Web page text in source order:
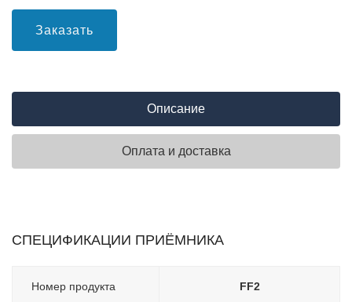
Заказать
Описание
Оплата и доставка
CПЕЦИФИКАЦИИ ПРИЁМНИКА
Номер продукта FF2